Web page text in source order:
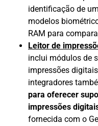
identificação de
modelos
RAM para
Leitor de
inclui módulos de
impressões
integradores
para oferecer
impressões
fornecida com o